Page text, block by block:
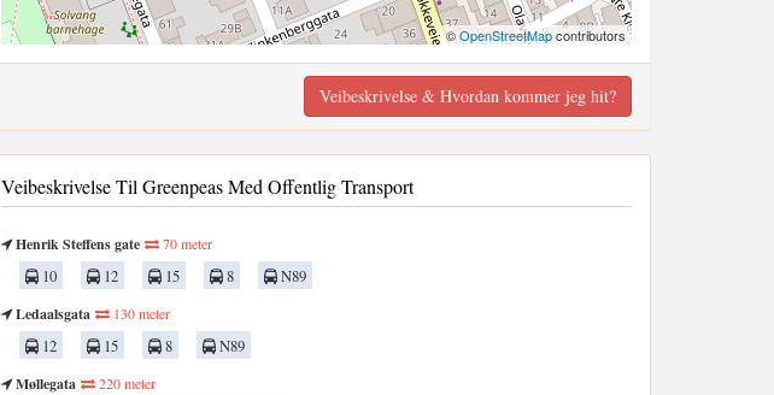
©OpenStreetMapcontributors
Veibeskrivelse & Hvordan kommer jeg hit?
Veibeskrivelse Til Greenpeas Med Offentlig Transport
Henrik Steffens gate 70 meter
10 12 15 8
N89
Ledaalsgata
130 meter
12 15 8
N89
Møllegata
220 meter